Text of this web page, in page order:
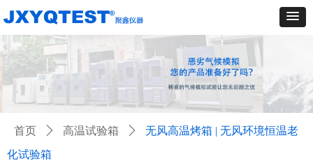
首页 ꄲ 高温试验箱 ꄲ
无风高温烤箱 | 无风环境恒温老
化试验箱